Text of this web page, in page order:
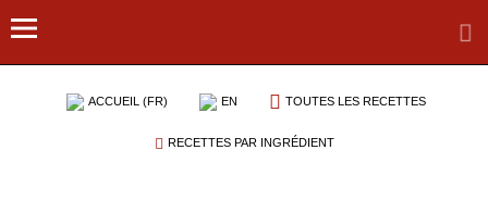
ACCUEIL (FR) EN TOUTES LES RECETTES
RECETTES PAR INGRÉDIENT